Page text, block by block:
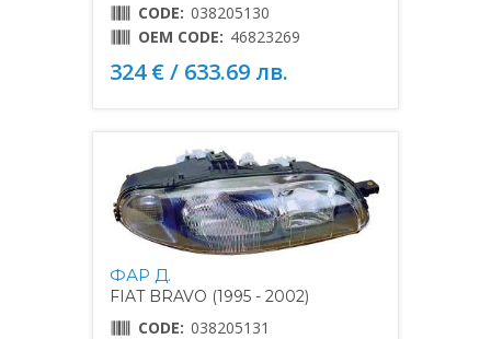
CODE: 038205130
OEM CODE: 46823269
324 € / 633.69 лв.
ФАР Д.
FIAT BRAVO (1995 - 2002)
CODE: 038205131